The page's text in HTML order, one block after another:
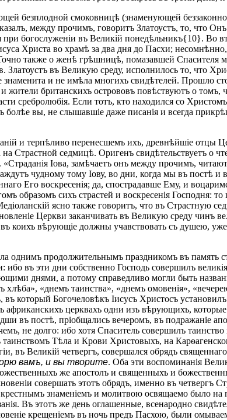
безплодной смоковницѣ (знаменующей
между прочимъ, говоритъ Златоустъ, то, что Онъ
при богослуженіи въ Великій понедѣльникъ{10}. Во
Христа во храмѣ за два дня до Пасхи;
также о женѣ грѣшницѣ, помазавшей Спасителя
въ Великую среду, исполнилось то, что
и не имѣла многихъ свидѣтелей. Прошло
британскихъ острововъ повѣствуютъ о
сребролюбія. Если тотъ, кто находился со
вы, не слышавшіе даже писанія и всегда
и терпѣливо перенесшемъ ихъ, древнѣйшіе отцы
Страстной седмицѣ. Оригенъ свидѣтельствуетъ о
Іова, замѣчаетъ онъ между прочимъ,
чудному тому Іову, во дни, когда мы въ постѣ и
Его воскресенія; да, спострадавше Ему, и
образомъ сихъ страстей и воскресенія Господня:
ясно также говоритъ, что въ Страстную
Церкви заканчивать въ Великую среду чинъ
въ коихъ вѣрующіе должны учавствовать съ душею,
однимъ продолжительнымъ праздникомъ въ память
въ эти дни собственно Господь совершилъ
днями, а потому справедливо могли быть
хлѣба», «днемъ таинства», «днемъ омовенія»,
который Богочеловѣкъ Іисусъ Христосъ
церквахъ одни изъ вѣрующихъ, которые
въ постѣ, пріобщались вечеромъ, въ подражаніе
не долго: ибо хотя Спаситель совершилъ
Тѣла и Крови Христовыхъ, на
въ Великій четвергъ, совершался обрядъ
вамъ, и вы творите. Оба эти воспоминанія
же апостолъ и священныхъ и
совершать этотъ обрядъ, именно въ четвергъ
знаменіемъ и молитвою освящаемо было на
Въ этотъ же день оглашенные, всенародно
крещеніемъ въ ночь предъ Пасхою, были